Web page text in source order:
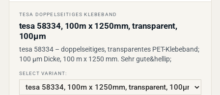
TESA DOPPELSEITIGES KLEBEBAND
tesa 58334, 100m x 1250mm, transparent,
100µm
tesa 58334 – doppelseitiges, transparentes PET-Klebeband;
100 µm Dicke, 100 m x 1250 mm. Sehr gute&hellip;
SELECT VARIANT: